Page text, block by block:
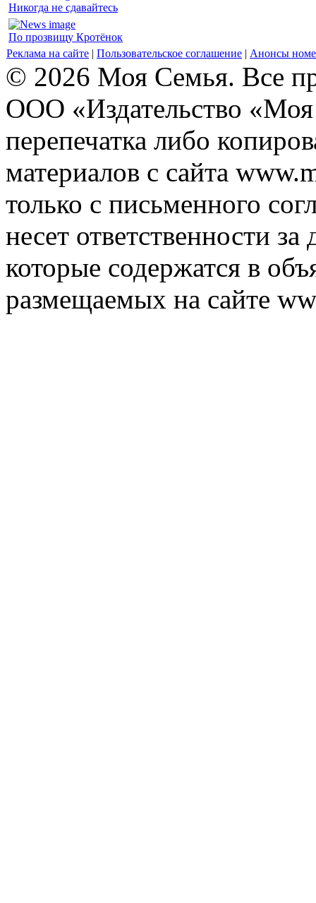
Никогда не сдавайтесь
По прозвищу Кротёнок
Реклама на сайте | Пользовательское соглашение | Анонсы
© 2026 Моя Семья. Все
ООО «Издательство
перепечатка либо
материалов с сайта
только с письменного
несет ответственности
которые содержатся в
размещаемых на сайте